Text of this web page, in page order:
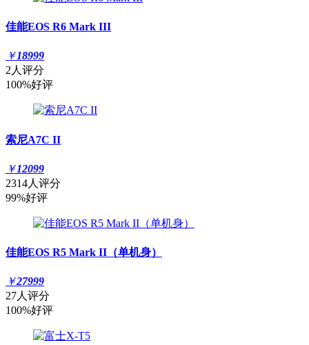
佳能EOS R6 Mark III
￥18999
2人评分
100%好评
索尼A7C II
￥12099
2314人评分
99%好评
佳能EOS R5 Mark II（单机身）
￥27999
27人评分
100%好评